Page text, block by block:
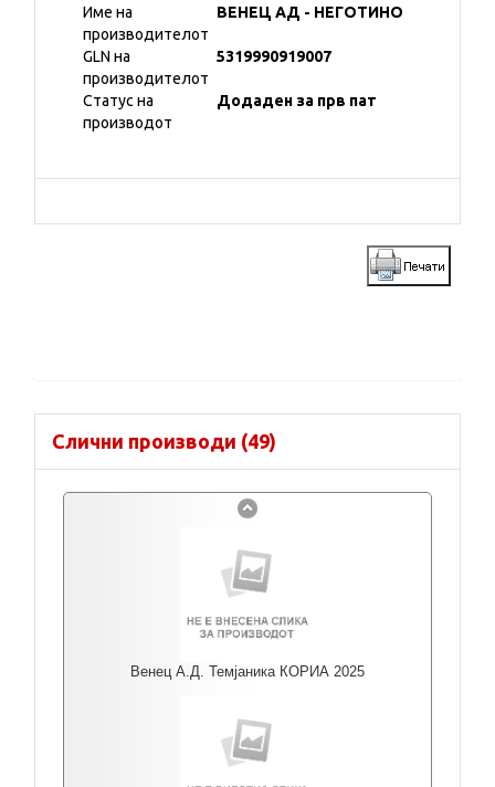
Име на
производителот
ВЕНЕЦ АД - НЕГОТИНО
GLN на
производителот
5319990919007
Статус на
производот
Додаден за прв пат
Слични производи (49)
Венец А.Д. Темјаника КОРИА 2025